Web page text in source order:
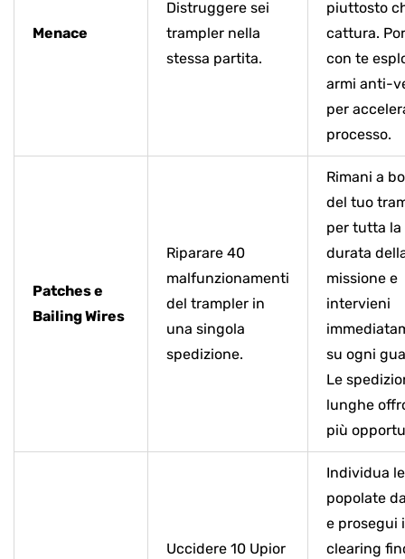
Menace
Distruggere sei
trampler nella
stessa partita.
piuttosto
cattura.
con te
armi anti-
per
processo.
Patches e
Bailing Wires
Riparare 40
malfunzionamenti
del trampler in
una singola
spedizione.
Rimani a
del tuo
per tutta la
durata
missione e
intervieni
su ogni
Le
lunghe
più
Uccidere 10 Upior
Individua
popolate
e prosegui
clearing